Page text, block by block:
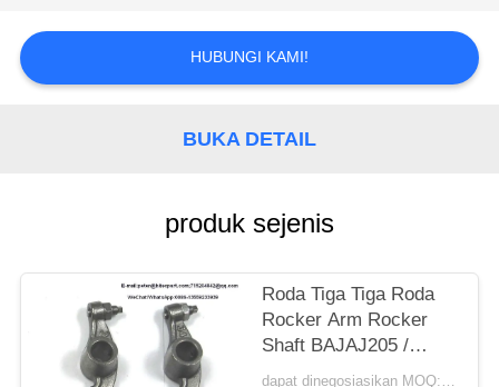
PRIVACY
HUBUNGI KAMI!
BUKA DETAIL
produk sejenis
Roda Tiga Tiga Roda
Rocker Arm Rocker
Shaft BAJAJ205 /
BAJAJ 3W Warna
dapat dinegosiasikan MOQ:500 set